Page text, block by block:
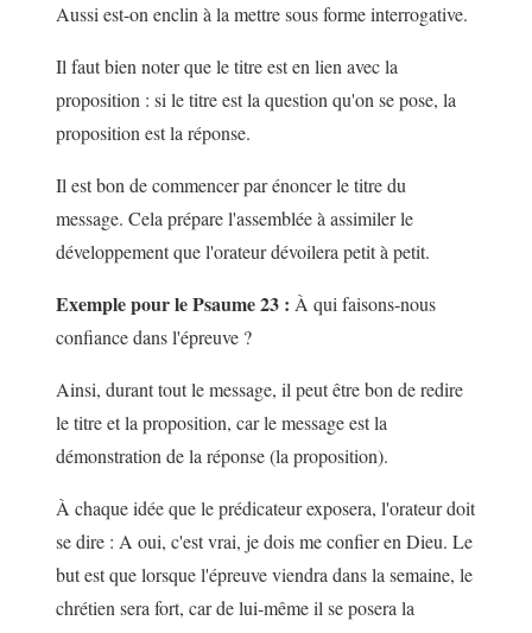
Aussi est-on enclin à la mettre sous forme interrogative.
Il faut bien noter que le titre est en lien avec la
proposition : si le titre est la question qu'on se pose, la
proposition est la réponse.
Il est bon de commencer par énoncer le titre du
message. Cela prépare l'assemblée à assimiler le
développement que l'orateur dévoilera petit à petit.
Exemple pour le Psaume 23 : À qui faisons-nous
confiance dans l'épreuve ?
Ainsi, durant tout le message, il peut être bon de redire
le titre et la proposition, car le message est la
démonstration de la réponse (la proposition).
À chaque idée que le prédicateur exposera, l'orateur doit
se dire : A oui, c'est vrai, je dois me confier en Dieu. Le
but est que lorsque l'épreuve viendra dans la semaine, le
chrétien sera fort, car de lui-même il se posera la